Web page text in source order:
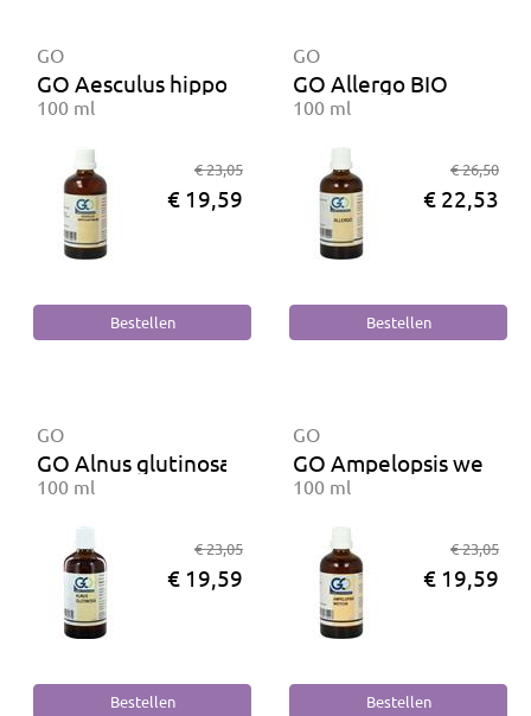
GO
GO Aesculus hippocastanum BIO
100 ml
€ 23,05
€ 19,59
GO
GO Allergo BIO
100 ml
€ 26,50
€ 22,53
GO
GO Alnus glutinosa BIO
100 ml
€ 23,05
€ 19,59
GO
GO Ampelopsis
100 ml
€ 23,05
€ 19,59